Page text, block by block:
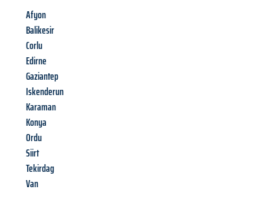
Afyon
Balikesir
Corlu
Edirne
Gaziantep
Iskenderun
Karaman
Konya
Ordu
Siirt
Tekirdag
Van